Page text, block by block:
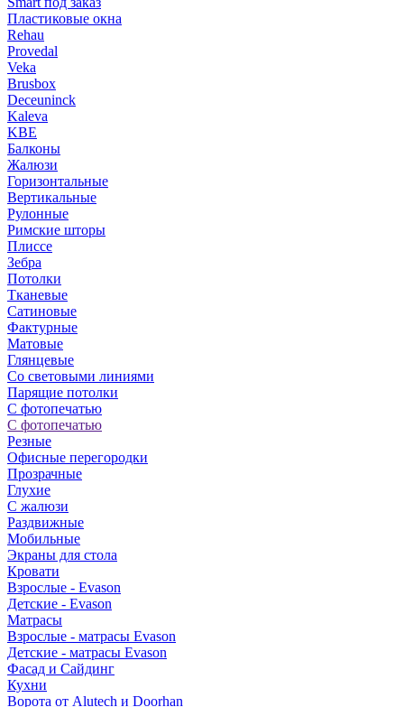
Пластиковые окна
Rehau
Provedal
Veka
Brusbox
Deceuninck
Kaleva
KBE
Балконы
Жалюзи
Горизонтальные
Вертикальные
Рулонные
Римские шторы
Плиссе
Зебра
Потолки
Тканевые
Сатиновые
Фактурные
Матовые
Глянцевые
Со световыми линиями
Парящие потолки
С фотопечатью
С фотопечатью
Резные
Офисные перегородки
Прозрачные
Глухие
С жалюзи
Раздвижные
Мобильные
Экраны для стола
Кровати
Взрослые - Evason
Детские - Evason
Матрасы
Взрослые - матрасы Evason
Детские - матрасы Evason
Фасад и Сайдинг
Кухни
Ворота от Alutech и Doorhan